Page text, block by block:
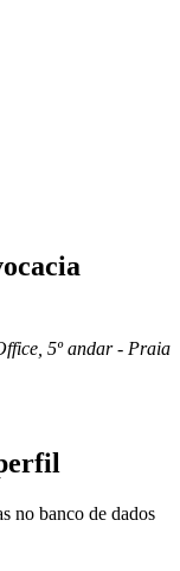
5º andar - Praia
no banco de dados